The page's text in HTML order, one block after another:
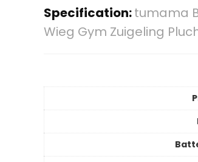
Specification:tumama
Wieg Gym Zuigeling